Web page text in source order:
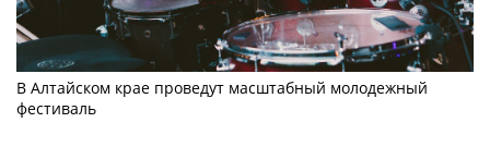
В Алтайском крае проведут масштабный молодежный
фестиваль